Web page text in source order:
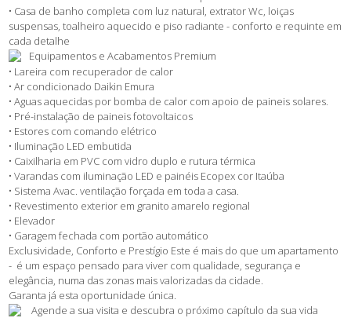
• Casa de banho completa com luz natural, extrator Wc, loiças
suspensas, toalheiro aquecido e piso radiante - conforto e requinte em
cada detalhe
Equipamentos e Acabamentos Premium
• Lareira com recuperador de calor
• Ar condicionado Daikin Emura
• Aguas aquecidas por bomba de calor com apoio de paineis solares.
• Pré-instalação de paineis fotovoltaicos
• Estores com comando elétrico
• Iluminação LED embutida
• Caixilharia em PVC com vidro duplo e rutura térmica
• Varandas com iluminação LED e painéis Ecopex cor Itaúba
• Sistema Avac. ventilação forçada em toda a casa.
• Revestimento exterior em granito amarelo regional
• Elevador
• Garagem fechada com portão automático
Exclusividade, Conforto e Prestígio Este é mais do que um apartamento
- é um espaço pensado para viver com qualidade, segurança e
elegância, numa das zonas mais valorizadas da cidade.
Garanta já esta oportunidade única.
Agende a sua visita e descubra o próximo capítulo da sua vida